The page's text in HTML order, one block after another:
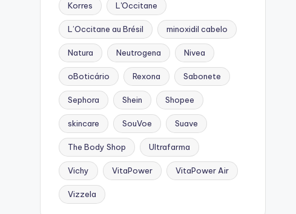
Korres L'Occitane
L’Occitane au Brésil minoxidil cabelo
Natura Neutrogena Nivea
oBoticário Rexona Sabonete
Sephora Shein Shopee
skincare SouVoe Suave
The Body Shop Ultrafarma
Vichy VitaPower VitaPower Air
Vizzela